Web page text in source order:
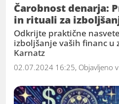
Čarobnost denarja:
in rituali za
Odkrijte praktične
izboljšanje vaših financ u
Karnatz
02.07.2024 16:25, Objavljeno